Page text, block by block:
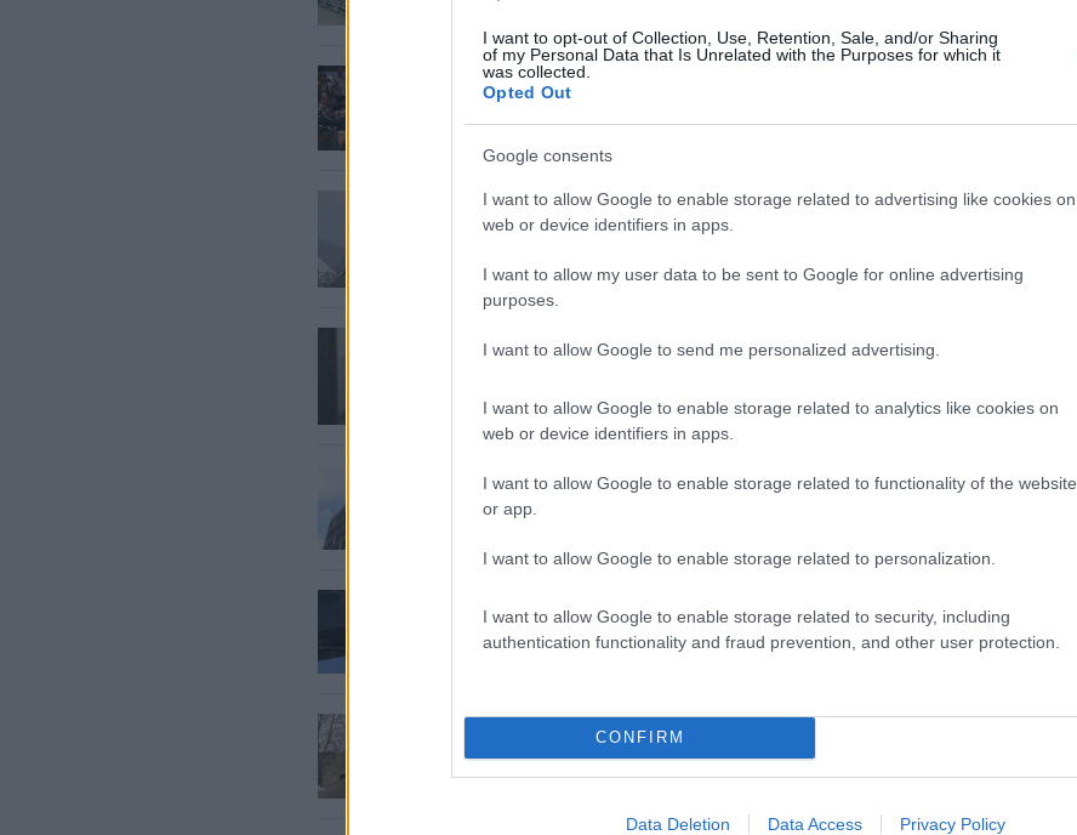
I want to opt-out of Collection, Use, Retention, Sale, and/or Sharing
of my Personal Data that Is Unrelated with the Purposes for which it
was collected.
Opted Out
Google consents
I want to allow Google to enable storage related to advertising like cookies on
web or device identifiers in apps.
I want to allow my user data to be sent to Google for online advertising
purposes.
I want to allow Google to send me personalized advertising.
I want to allow Google to enable storage related to analytics like cookies on
web or device identifiers in apps.
I want to allow Google to enable storage related to functionality of the website
or app.
I want to allow Google to enable storage related to personalization.
I want to allow Google to enable storage related to security, including
authentication functionality and fraud prevention, and other user protection.
CONFIRM
Data Deletion Data Access Privacy Policy
Bezgarantijām…. Apdrošināšana neglābs
ceļotājus, kas dodas uz AAE un Ēģipti
“Kāpēcprivātpersonai jāuzņemas atbildība?”
Advokāts izgaismo absurdos 200 000 eiro
būvniecību
Mamma ziņo par nepatīkamu situāciju, kādā
nonācis bērns, kuram atņemts telefons. Vai
beigām?
“VIDieskatā šī nauda vienkārši paliek valsts
makā.” Advokāts izgaismo VID praksi ar miruša
cilvēka nodokļu pārmaksu
gadīties kā šai autovadītājai – uzzini, kā
rīkoties
Dāvidu Krūmiņu “somu mežos”?
Advokāts skaidro, vai redzēt meklēšanā
izsludinātu personu ir noziegums